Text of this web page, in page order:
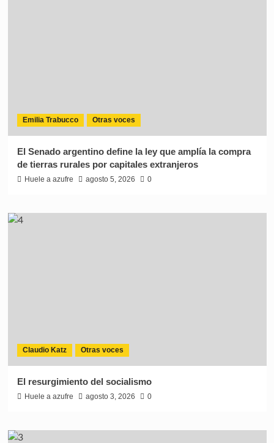
Emilia Trabucco Otras voces
El Senado argentino define la ley que amplía la compra
de tierras rurales por capitales extranjeros
Huele a azufre agosto 5, 2026 0
Claudio Katz Otras voces
El resurgimiento del socialismo
Huele a azufre agosto 3, 2026 0